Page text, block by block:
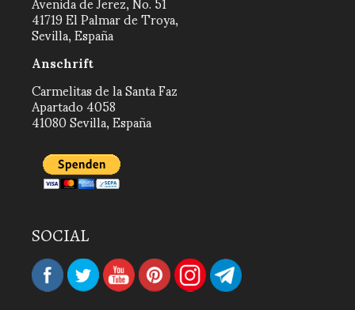
41719 El Palmar de Troya,
Sevilla, España
Anschrift
Carmelitas de la Santa Faz
Apartado 4058
41080 Sevilla, España
SOCIAL